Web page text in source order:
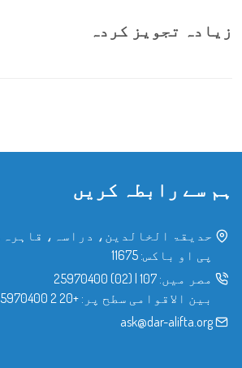
زیادہ تجویز کردہ
ہم سے رابطہ کریں
حدیقۃ الخالدین، دراسہ،
پی او باکس: 11675
مصر میں: 107
|
(02) 25970400
بین الاقوامی سطح پر: +20 2 25970400
ask@dar-alifta.org